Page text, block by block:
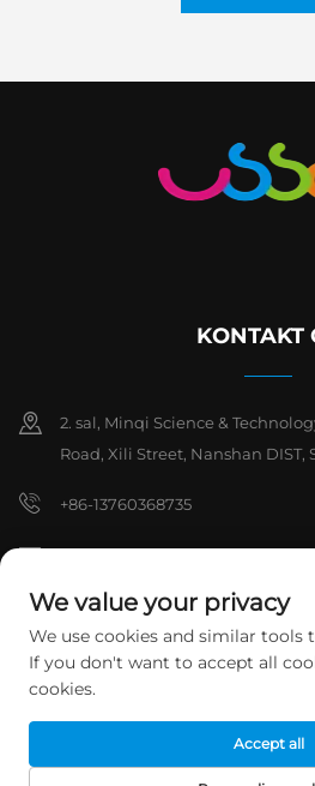
KONTAKT
2. sal, Minqi Science &
Road, Xili Street, Nanshan DIST,
+86-13760368735
[email protected]
Copyright © 2026 Shenzhen Hanchuan
rettigheder forbeholdes.
We value your privacy
We use cookies and similar tools
If you don't want to accept all
cookies.
Accept all